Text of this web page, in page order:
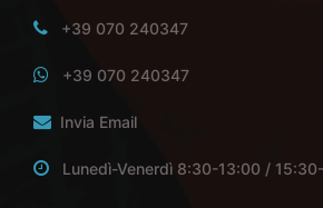
+39 070 240347
+39 070 240347
Invia Email
Lunedì-Venerdì 8:30-13:00 /